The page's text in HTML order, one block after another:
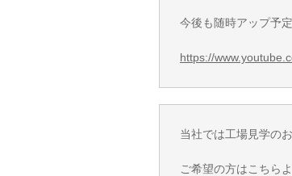
今後も随時アップ予
https://
当社では工場見学の
ご希望の方はこちら